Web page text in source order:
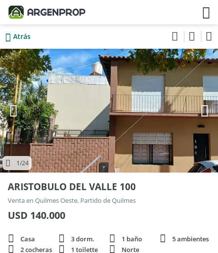
Atrás
1/24
ARISTOBULO DEL VALLE 100
Venta en Quilmes Oeste, Partido de Quilmes
USD 140.000
Casa 3 dorm. 1 baño
5 ambientes
2 cocheras
1 toilette Norte